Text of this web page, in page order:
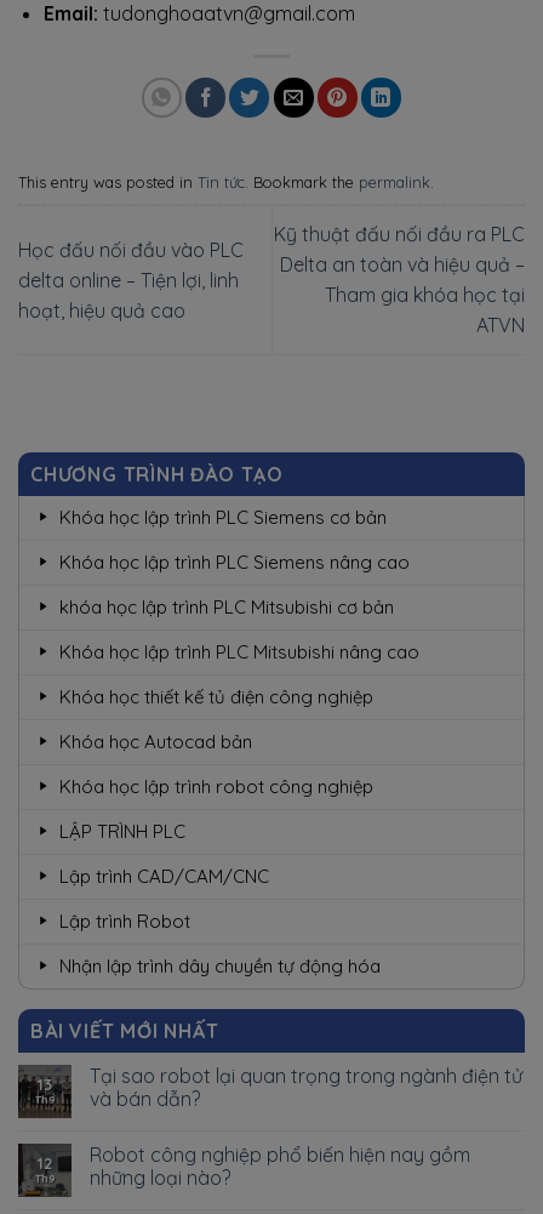
Email: tudonghoaatvn@gmail.com
This entry was posted in Tin tức. Bookmark the permalink.
Học đấu nối đầu vào PLC
delta online – Tiện lợi, linh
hoạt, hiệu quả cao
Kỹ thuật đấu nối đầu ra PLC
Delta an toàn và hiệu quả –
Tham gia khóa học tại
ATVN
CHƯƠNG TRÌNH ĐÀO TẠO
Khóa học lập trình PLC Siemens cơ bản
Khóa học lập trình PLC Siemens nâng cao
khóa học lập trình PLC Mitsubishi cơ bản
Khóa học lập trình PLC Mitsubishi nâng cao
Khóa học thiết kế tủ điện công nghiệp
Khóa học Autocad bản
Khóa học lập trình robot công nghiệp
LẬP TRÌNH PLC
Lập trình CAD/CAM/CNC
Lập trình Robot
Nhận lập trình dây chuyền tự động hóa
BÀI VIẾT MỚI NHẤT
13
Th9
Tại sao robot lại quan trọng trong ngành điện tử
và bán dẫn?
12
Th9
Robot công nghiệp phổ biến hiện nay gồm
những loại nào?